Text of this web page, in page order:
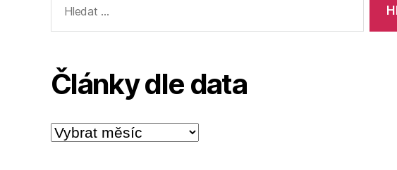
vyhledávání:
Články dle data
Články
dle